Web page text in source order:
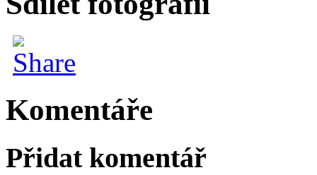
Komentáře
Přidat komentář